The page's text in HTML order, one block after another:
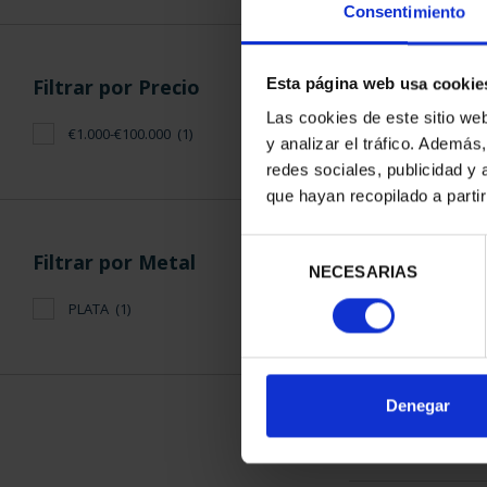
Consentimiento
Esta página web usa
Las cookies de este sitio
y analizar el tráfico.
redes sociales, publicidad y
que hayan recopilado a
consentimiento
NECESARIAS
Denegar
Filtrar por Precio
€1.000-€100.000 (1)
Filtrar por Metal
PLATA (1)
CAPITALES
ORDENAR POR: